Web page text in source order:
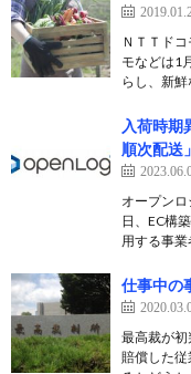
ＮＴＴド
モなどは1
らし、新
入荷時期
順次配送
オープン
日、EC構
用する事
仕事中の
最高裁が
賠償した